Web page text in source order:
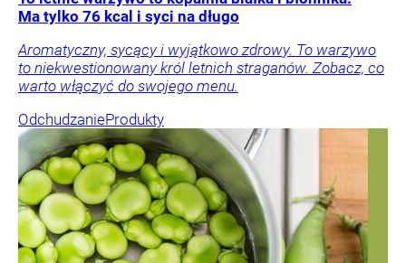
Ma tylko 76 kcal i syci na długo
Aromatyczny, sycący i wyjątkowo zdrowy. To warzywo
to niekwestionowany król letnich straganów. Zobacz, co
warto włączyć do swojego menu.
OdchudzanieProdukty